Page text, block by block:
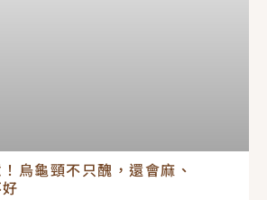
烏龜頸不只醜，還會麻、